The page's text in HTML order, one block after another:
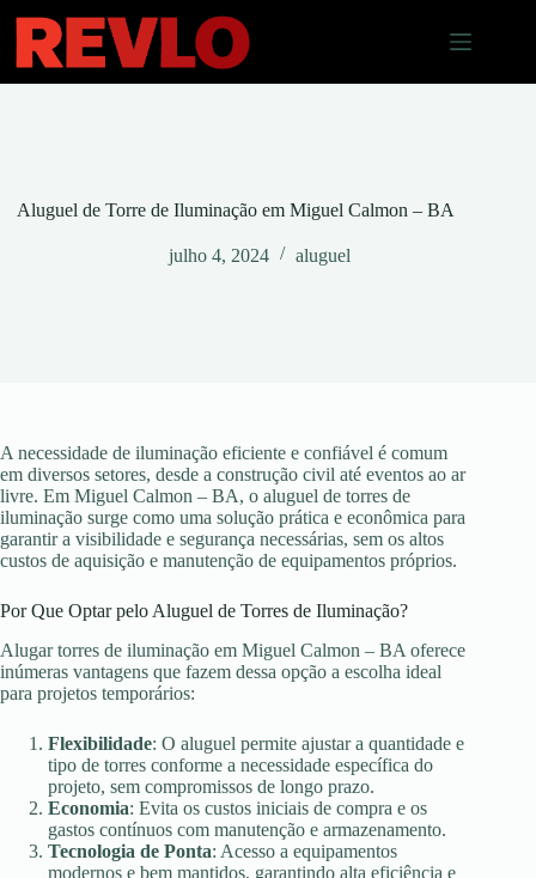
para
conteúdo
Aluguel de Torre de Iluminação em Miguel Calmon – BA
julho 4, 2024 aluguel
A necessidade de iluminação eficiente e confiável é comum
em diversos setores, desde a construção civil até eventos ao ar
livre. Em Miguel Calmon – BA, o aluguel de torres de
iluminação surge como uma solução prática e econômica para
garantir a visibilidade e segurança necessárias, sem os altos
custos de aquisição e manutenção de equipamentos próprios.
Por Que Optar pelo Aluguel de Torres de Iluminação?
Alugar torres de iluminação em Miguel Calmon – BA oferece
inúmeras vantagens que fazem dessa opção a escolha ideal
para projetos temporários:
Flexibilidade: O aluguel permite ajustar a quantidade e
tipo de torres conforme a necessidade específica do
projeto, sem compromissos de longo prazo.
Economia: Evita os custos iniciais de compra e os
gastos contínuos com manutenção e armazenamento.
Tecnologia de Ponta: Acesso a equipamentos
modernos e bem mantidos, garantindo alta eficiência e